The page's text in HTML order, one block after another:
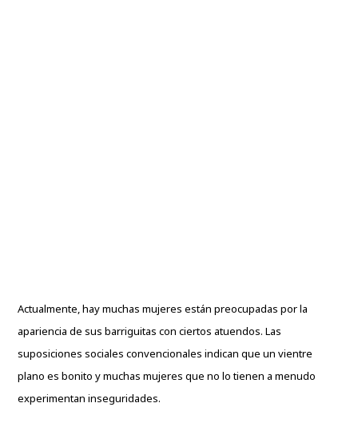
Actualmente, hay muchas mujeres están preocupadas por la
apariencia de sus barriguitas con ciertos atuendos. Las
suposiciones sociales convencionales indican que un vientre
plano es bonito y muchas mujeres que no lo tienen a menudo
experimentan inseguridades.